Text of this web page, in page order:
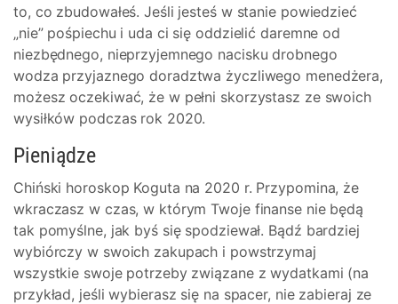
to, co zbudowałeś. Jeśli jesteś w stanie powiedzieć
„nie” pośpiechu i uda ci się oddzielić daremne od
niezbędnego, nieprzyjemnego nacisku drobnego
wodza przyjaznego doradztwa życzliwego menedżera,
możesz oczekiwać, że w pełni skorzystasz ze swoich
wysiłków podczas rok 2020.
Pieniądze
Chiński horoskop Koguta na 2020 r. Przypomina, że
wkraczasz w czas, w którym Twoje finanse nie będą
tak pomyślne, jak byś się spodziewał. Bądź bardziej
wybiórczy w swoich zakupach i powstrzymaj
wszystkie swoje potrzeby związane z wydatkami (na
przykład, jeśli wybierasz się na spacer, nie zabieraj ze